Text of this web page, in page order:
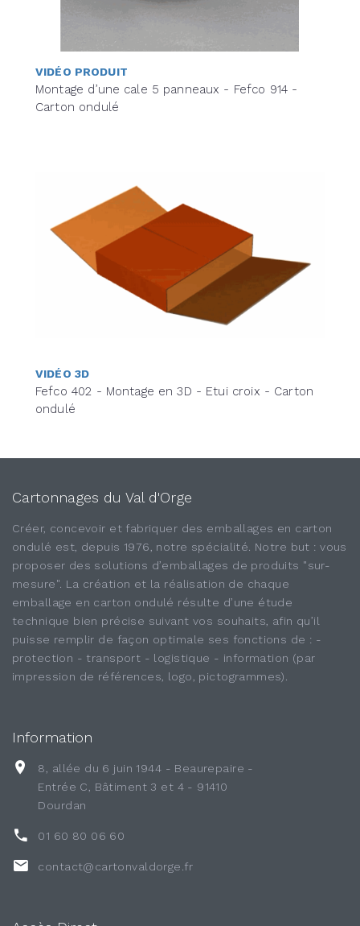
VIDÉO PRODUIT
Montage d’une cale 5 panneaux - Fefco 914 -
Carton ondulé
VIDÉO 3D
Fefco 402 - Montage en 3D - Etui croix - Carton
ondulé
Cartonnages du Val d'Orge
Créer, concevoir et fabriquer des emballages en carton
ondulé est, depuis 1976, notre spécialité. Notre but : vous
proposer des solutions d’emballages de produits "sur-
mesure". La création et la réalisation de chaque
emballage en carton ondulé résulte d’une étude
technique bien précise suivant vos souhaits, afin qu’il
puisse remplir de façon optimale ses fonctions de : -
protection - transport - logistique - information (par
impression de références, logo, pictogrammes).
Information
8, allée du 6 juin 1944 - Beaurepaire -
Entrée C, Bâtiment 3 et 4 - 91410
Dourdan
01 60 80 06 60
contact@cartonvaldorge.fr